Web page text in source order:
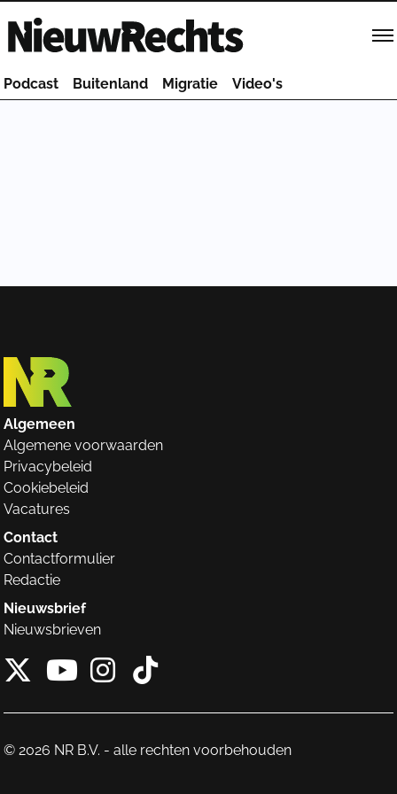
Homepage van NieuwRechts
Podcast Buitenland Migratie Video's
Algemeen
Algemene voorwaarden
Privacybeleid
Cookiebeleid
Vacatures
Contact
Contactformulier
Redactie
Nieuwsbrief
Nieuwsbrieven
X van NieuwRechts
Instagram van
Tiktok van
© 2026 NR B.V. - alle rechten voorbehouden